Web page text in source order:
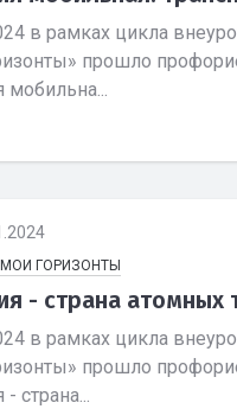
в рамках цикла
прошло
мобильна...
ГОРИЗОНТЫ
- страна атомных
в рамках цикла
прошло
- страна...